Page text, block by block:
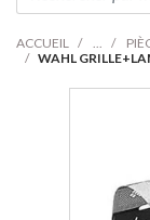
ACCUEIL
WAHL